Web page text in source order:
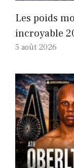
Les poids
incroyable
5 août 2026